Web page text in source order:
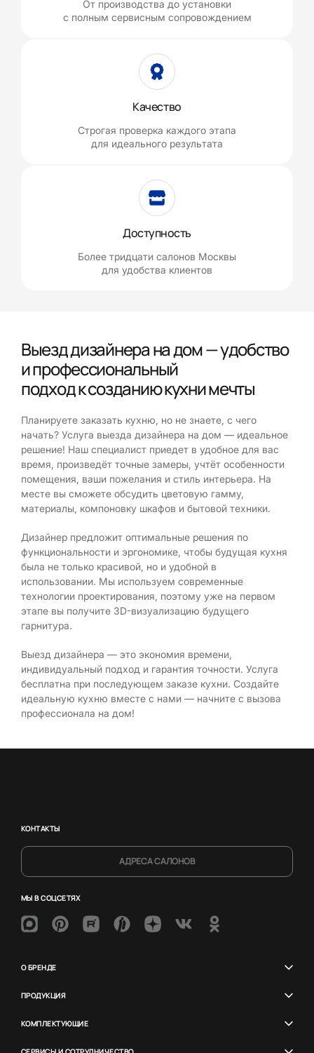
От производства до установки
с полным сервисным сопровождением
Качество
Строгая проверка каждого этапа
для идеального результата
Доступность
Более тридцати салонов Москвы
для удобства клиентов
Выезд дизайнера на дом — удобство
и профессиональный
подход к созданию кухни мечты
Планируете заказать кухню, но не знаете, с чего
начать? Услуга выезда дизайнера на дом — идеальное
решение! Наш специалист приедет в удобное для вас
время, произведёт точные замеры, учтёт особенности
помещения, ваши пожелания и стиль интерьера. На
месте вы сможете обсудить цветовую гамму,
материалы, компоновку шкафов и бытовой техники.
Дизайнер предложит оптимальные решения по
функциональности и эргономике, чтобы будущая кухня
была не только красивой, но и удобной в
использовании. Мы используем современные
технологии проектирования, поэтому уже на первом
этапе вы получите 3D-визуализацию будущего
гарнитура.
Выезд дизайнера — это экономия времени,
индивидуальный подход и гарантия точности. Услуга
бесплатна при последующем заказе кухни. Создайте
идеальную кухню вместе с нами — начните с вызова
профессионала на дом!
КОНТАКТЫ
АДРЕСА САЛОНОВ
МЫ В СОЦСЕТЯХ
О БРЕНДЕ
ПРОДУКЦИЯ
КОМПЛЕКТУЮЩИЕ